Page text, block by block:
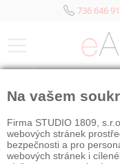
736 646
Na vašem
Firma STUDIO 1809,
webových stránek
bezpečnosti a pro
webových stránek i